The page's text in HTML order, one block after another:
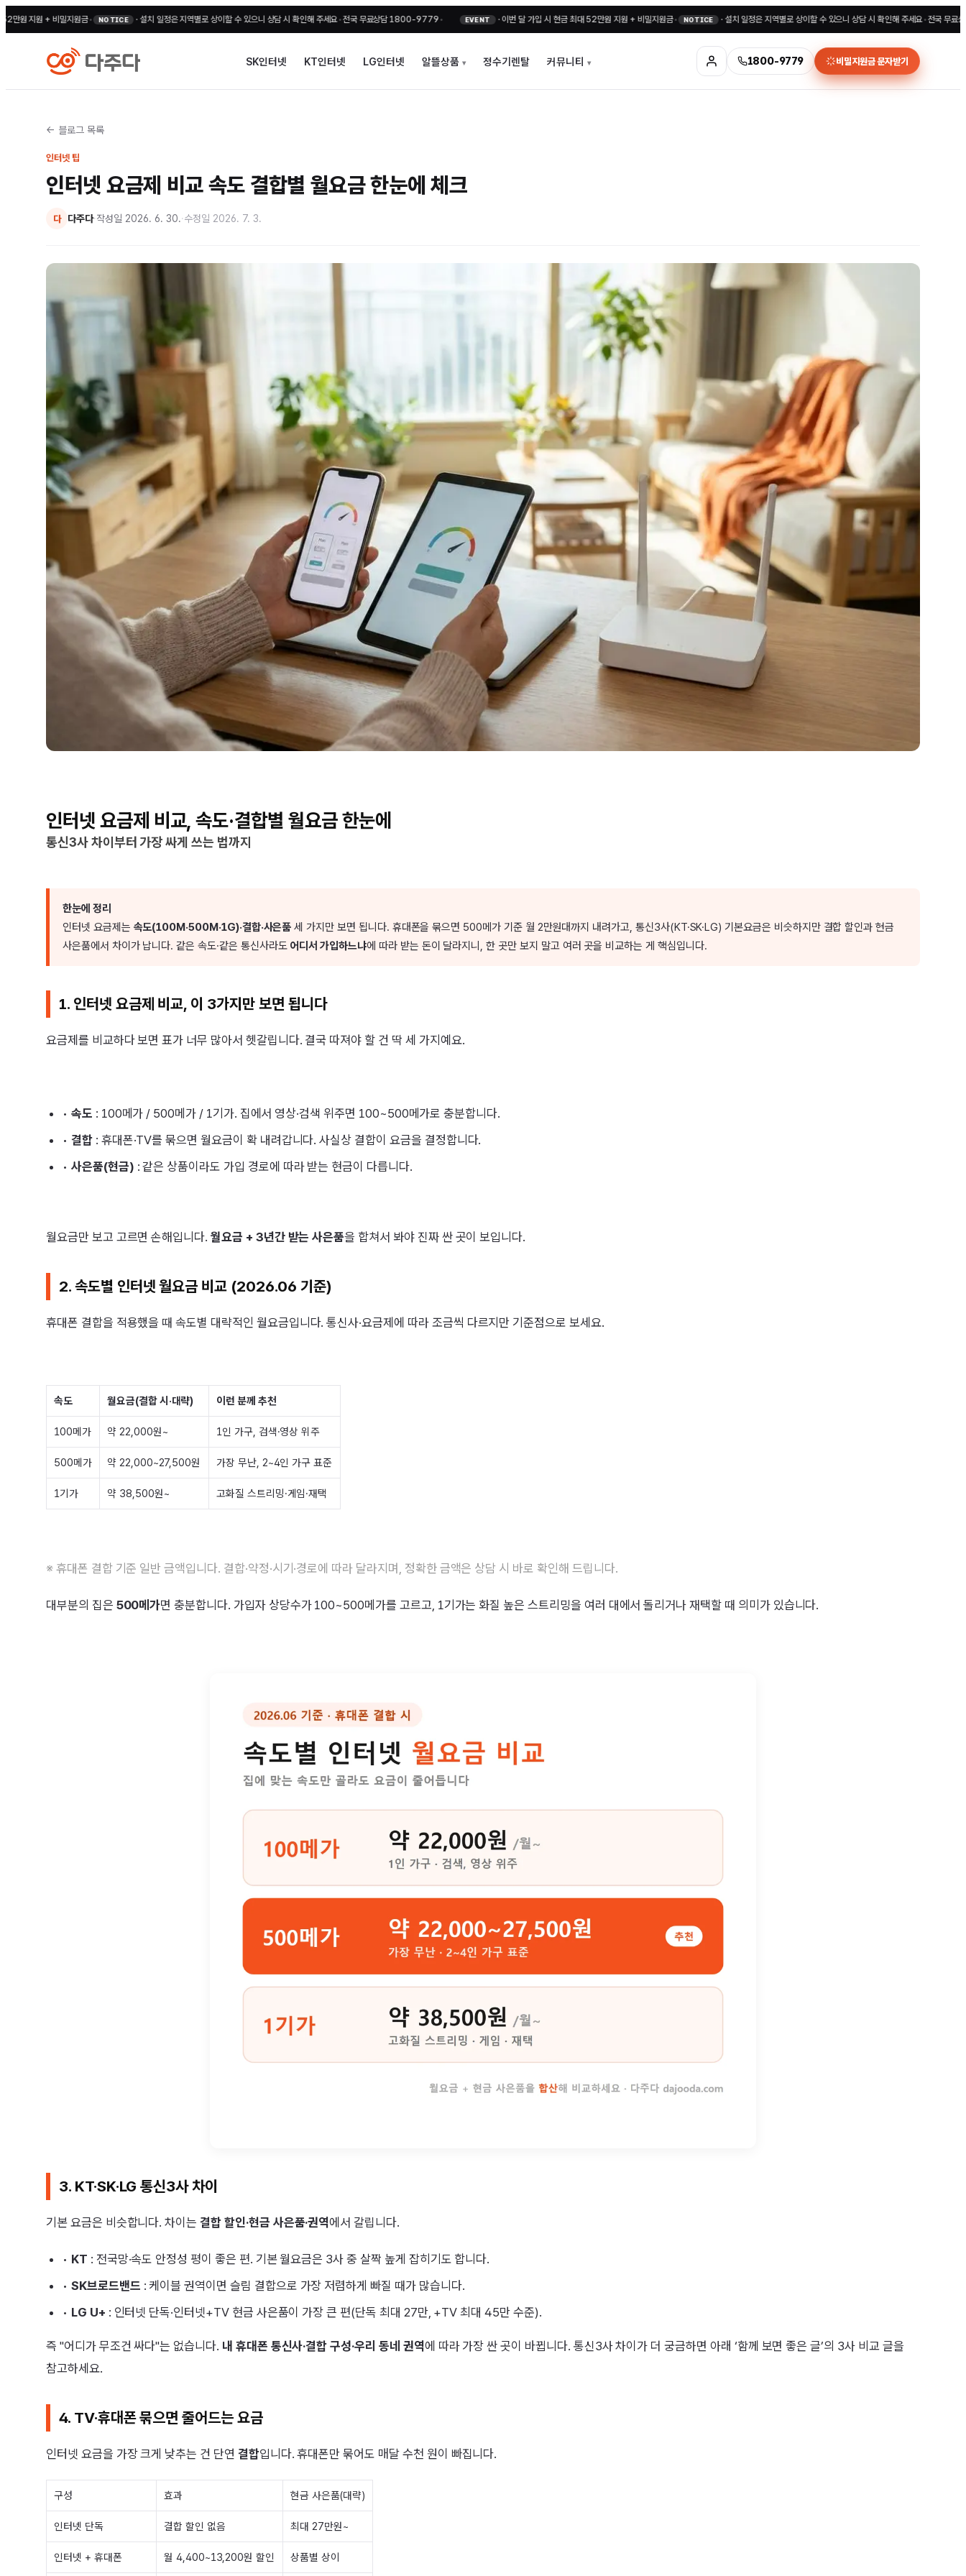
비밀지원금 • NOTICE · 설치 일정은 지역별로 상이할 수 있으니 상담 시 확인해 주세요•전국 무료상담 1800-9779• EVENT 이번 달 가입 시 현금 최대 52만원 지원 + 비밀지원금 • NOTICE · 설치 일정은 지역별로 상이할 수 있으니 상담 시 확인해 주세요•전국 무료상담 1800-
SK인터넷 KT인터넷 LG인터넷 알뜰상품 정수기렌탈 커뮤니티 1800-9779 비밀지원금 문자받기
← 블로그 목록
인터넷 팁
인터넷 요금제 비교 속도 결합별 월요금 한눈에 체크
다 다주다·작성일 2026. 6. 30.·수정일 2026. 7. 3.
인터넷 요금제 비교, 속도·결합별 월요금 한눈에
통신3사 차이부터 가장 싸게 쓰는 법까지
한눈에 정리
인터넷 요금제는 속도(100M·500M·1G)·결합·사은품 세 가지만 보면 됩니다. 휴대폰을 묶으면 500메가 기준 월 2만원대까지 내려가고, 통신3사(KT·SK·LG) 기본요금은 비슷하지만 결합 할인과 현금
사은품에서 차이가 납니다. 같은 속도·같은 통신사라도 어디서 가입하느냐에 따라 받는 돈이 달라지니, 한 곳만 보지 말고 여러 곳을 비교하는 게 핵심입니다.
1. 인터넷 요금제 비교, 이 3가지만 보면 됩니다
요금제를 비교하다 보면 표가 너무 많아서 헷갈립니다. 결국 따져야 할 건 딱 세 가지예요.
• 속도 : 100메가 / 500메가 / 1기가. 집에서 영상·검색 위주면 100~500메가로 충분합니다.
• 결합: 휴대폰·TV를 묶으면 월요금이 확 내려갑니다. 사실상 결합이 요금을 결정합니다.
• 사은품(현금) : 같은 상품이라도 가입 경로에 따라 받는 현금이 다릅니다.
월요금만 보고 고르면 손해입니다.월요금 + 3년간 받는 사은품을 합쳐서 봐야 진짜 싼 곳이 보입니다.
2. 속도별 인터넷 월요금 비교 (2026.06 기준)
휴대폰 결합을 적용했을 때 속도별 대략적인 월요금입니다. 통신사·요금제에 따라 조금씩 다르지만 기준점으로 보세요.
속도 월요금(결합 시·대략) 이런 분께 추천
100메가 약 22,000원~ 1인 가구, 검색·영상 위주
500메가 약 22,000~27,500원 가장 무난, 2~4인 가구 표준
1기가 약 38,500원~ 고화질 스트리밍·게임·재택
※ 휴대폰 결합 기준 일반 금액입니다. 결합·약정·시기·경로에 따라 달라지며, 정확한 금액은 상담 시 바로 확인해 드립니다.
대부분의 집은 500메가면 충분합니다. 가입자 상당수가 100~500메가를 고르고, 1기가는 화질 높은 스트리밍을 여러 대에서 돌리거나 재택할 때 의미가 있습니다.
3. KT·SK·LG 통신3사 차이
기본 요금은 비슷합니다. 차이는 결합 할인·현금 사은품·권역에서 갈립니다.
• KT : 전국망·속도 안정성 평이 좋은 편. 기본 월요금은 3사 중 살짝 높게 잡히기도 합니다.
• SK브로드밴드 : 케이블 권역이면 슬림 결합으로 가장 저렴하게 빠질 때가 많습니다.
• LG U+ : 인터넷 단독·인터넷+TV 현금 사은품이 가장 큰 편(단독 최대 27만, +TV 최대 45만 수준).
즉 "어디가 무조건 싸다"는 없습니다. 내 휴대폰 통신사·결합 구성·우리 동네 권역에 따라 가장 싼 곳이 바뀝니다. 통신3사 차이가 더 궁금하면 아래 ‘함께 보면 좋은 글’의 3사 비교 글을
참고하세요.
4. TV·휴대폰 묶으면 줄어드는 요금
인터넷 요금을 가장 크게 낮추는 건 단연 결합입니다. 휴대폰만 묶어도 매달 수천 원이 빠집니다.
구성 효과 현금 사은품(대략)
인터넷 단독 결합 할인 없음 최대 27만원~
인터넷 + 휴대폰 월 4,400~13,200원 할인 상품별 상이